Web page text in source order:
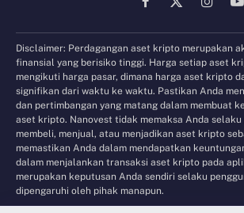
Facebook
X
Disclaimer: Perdagangan aset kripto merupakan
finansial yang berisiko tinggi. Harga setiap aset
mengikuti harga pasar, dimana harga aset kripto
signifikan dari waktu ke waktu. Pastikan Anda
dan pertimbangan yang matang dalam membuat
aset kripto. Nanovest tidak memaksa Anda selaku
membeli, menjual, atau menjadikan aset kripto
memastikan Anda dalam mendapatkan
dalam menjalankan transaksi aset kripto pada
merupakan keputusan Anda sendiri selaku
dipengaruhi oleh pihak manapun.